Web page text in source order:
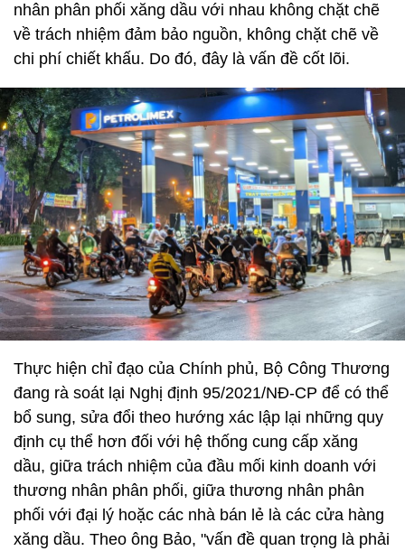
nhân phân phối xăng dầu với nhau không chặt chẽ
về trách nhiệm đảm bảo nguồn, không chặt chẽ về
chi phí chiết khấu. Do đó, đây là vấn đề cốt lõi.
Thực hiện chỉ đạo của Chính phủ, Bộ Công Thương
đang rà soát lại Nghị định 95/2021/NĐ-CP để có thể
bổ sung, sửa đổi theo hướng xác lập lại những quy
định cụ thể hơn đối với hệ thống cung cấp xăng
dầu, giữa trách nhiệm của đầu mối kinh doanh với
thương nhân phân phối, giữa thương nhân phân
phối với đại lý hoặc các nhà bán lẻ là các cửa hàng
xăng dầu. Theo ông Bảo, "vấn đề quan trọng là phải